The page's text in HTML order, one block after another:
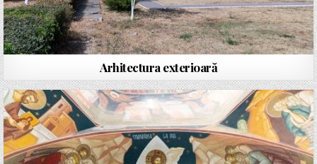
Arhitectura exterioară